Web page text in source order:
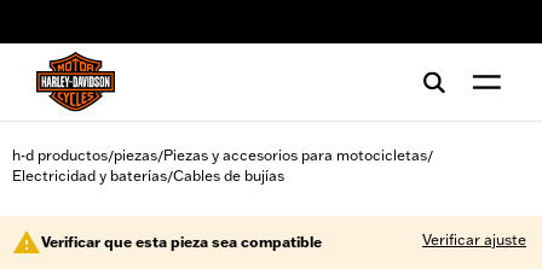
h-d productos/piezas/Piezas y accesorios para motocicletas/
Electricidad y baterías/Cables de bujías
Verificar que esta pieza sea compatible Verificar ajuste